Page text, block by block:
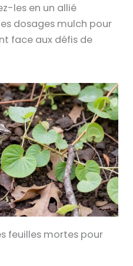
les en un allié
dosages mulch pour
face aux défis de
feuilles mortes pour